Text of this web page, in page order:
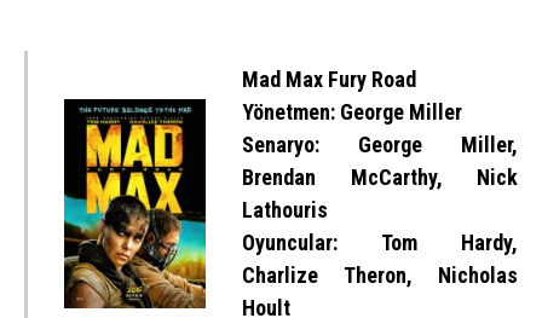
Mad Max Fury Road
Yönetmen: George Miller
Senaryo: George Miller,
Brendan McCarthy, Nick
Lathouris
Oyuncular: Tom Hardy,
Charlize Theron, Nicholas
Hoult